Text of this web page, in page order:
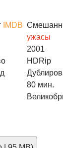
IMDB
ужасы
2001
HDRip
80 мин.